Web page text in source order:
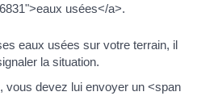
usées</a>.
eaux usées sur votre terrain, il
la situation.
vous devez lui envoyer un <span